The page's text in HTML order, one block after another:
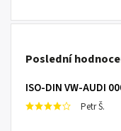
Poslední
ISO-DIN VW-AUDI
Petr Š.